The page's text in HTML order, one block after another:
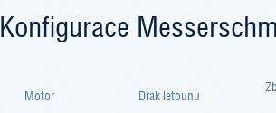
Konfigurace
Motor Drak letounu